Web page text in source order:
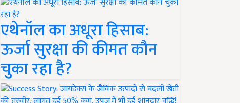
एथेनॉल का अधूरा हिसाब:
ऊर्जा सुरक्षा की कीमत कौन
चुका रहा है?